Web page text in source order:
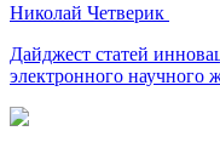
Николай Четверик
Дайджест статей
электронного